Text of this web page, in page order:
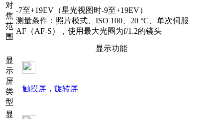
对
焦
范
围
-7至+19EV（星光视图时-9至+19EV）
测量条件：照片模式、ISO 100、20 °C、单次伺服
AF（AF-S），使用最大光圈为f/1.2的镜头
显示功能
显
示
屏
类
型
触摸屏 ， 旋转屏
显